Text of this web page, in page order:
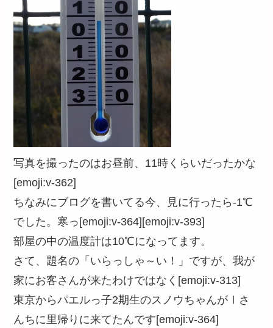
写真を撮ったのはお昼前、11時くらいだったかな
[emoji:v-362]
ちなみにブログを書いてる今、見に行ったら-1℃
でした。寒っ[emoji:v-364][emoji:v-393]
部屋の中の温度計は10℃になってます。
さて、題名の「いらっしゃ～い！」ですが、我が
家にお客さんが来たわけではなく[emoji:v-313]
東京からパエルっ子2期生のスノウちゃんがⅠさ
んちに里帰りに来てたんです[emoji:v-364]